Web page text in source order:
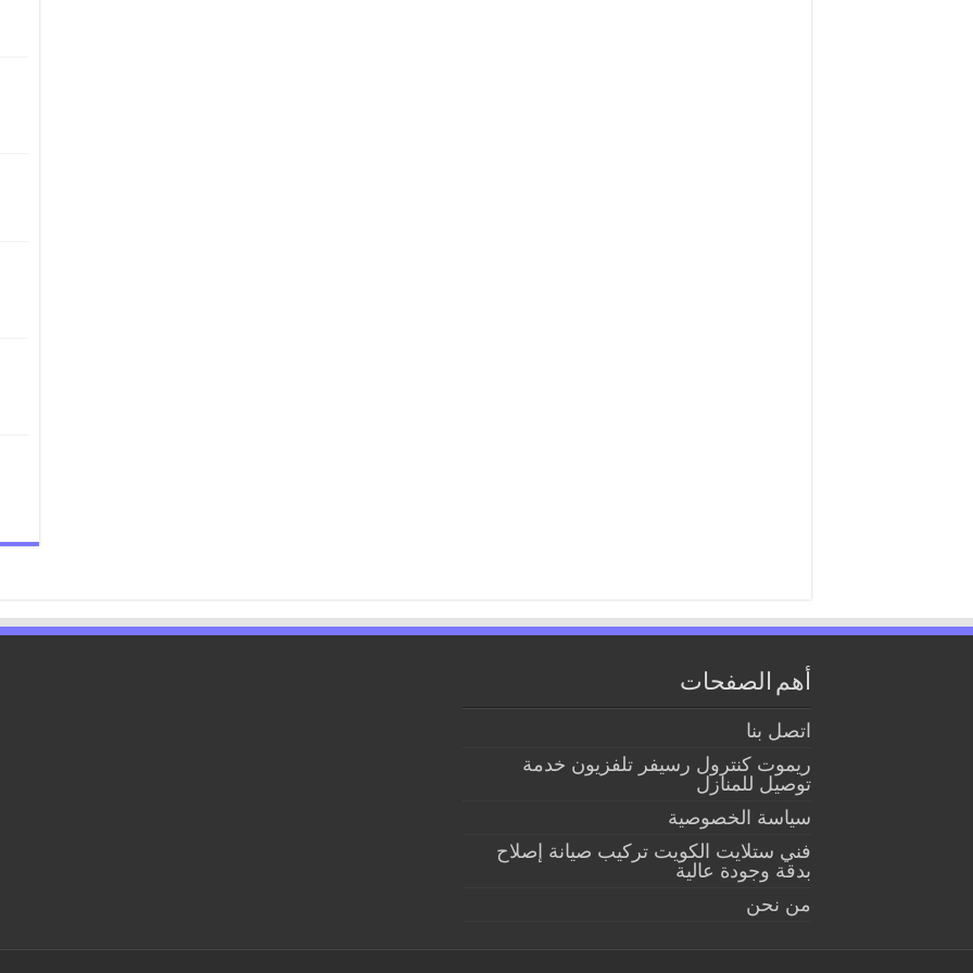
أهم الصفحات
اتصل بنا
ريموت كنترول رسيفر تلفزيون خدمة
توصيل للمنازل
سياسة الخصوصية
فني ستلايت الكويت تركيب صيانة إصلاح
بدقة وجودة عالية
من نحن